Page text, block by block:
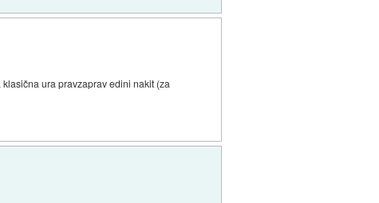
ura pravzaprav edini nakit (za